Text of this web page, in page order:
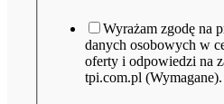
Wyrażam zgodę na
danych osobowych w
oferty i odpowiedzi na
tpi.com.pl (Wymagane).